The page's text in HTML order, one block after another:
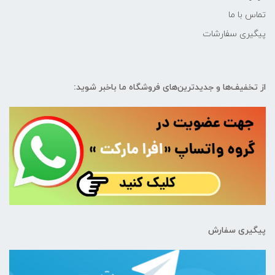
تماس با ما
پیگیری سفارشات
از تخفیف‌ها و جدیدترین‌های فروشگاه ما باخبر شوید:
پیگیری سفارش